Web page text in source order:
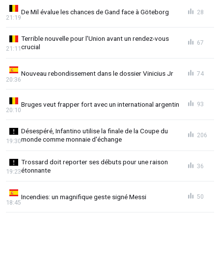
De Mil évalue les chances de Gand face à Göteborg
21:19
28
Terrible nouvelle pour l'Union avant un rendez-vous
crucial
21:11
67
Nouveau rebondissement dans le dossier Vinicius Jr
20:36
74
Bruges veut frapper fort avec un international argentin
20:10
93
Désespéré, Infantino utilise la finale de la Coupe du
monde comme monnaie d'échange
19:30
206
Trossard doit reporter ses débuts pour une raison
étonnante
19:23
36
Incendies: un magnifique geste signé Messi
18:45
50